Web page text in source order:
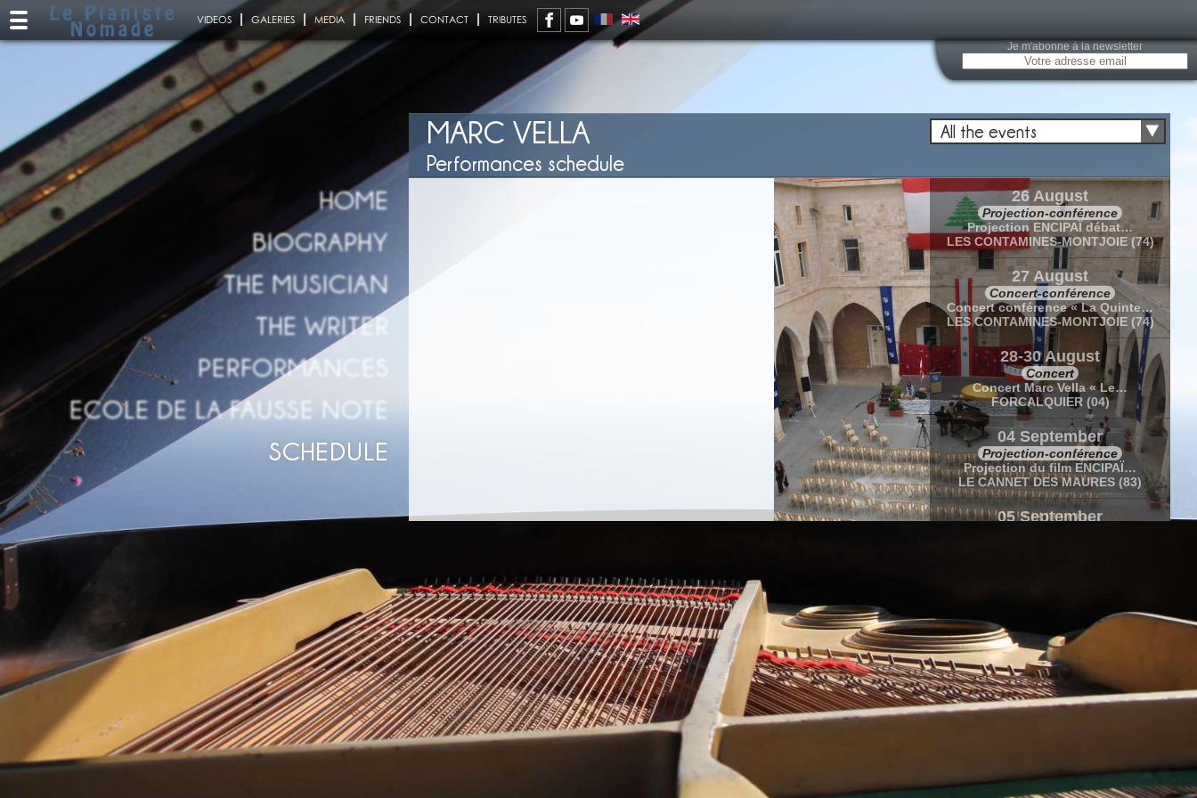
MARC VELLA
Performances schedule
All the events
26 August
Projection-conférence
Projection ENCIPAÏ débat…
LES CONTAMINES-MONTJOIE (74)
27 August
Concert-conférence
Concert conférence « La Quinte…
LES CONTAMINES-MONTJOIE (74)
28-30 August
Concert
Concert Marc Vella « Le…
FORCALQUIER (04)
04 September
Projection-conférence
Projection du film ENCIPAÏ…
LE CANNET DES MAURES (83)
05 September
Rendre belles les fausses notes de…
LE CANNET DES MAURES (83)
12 September
Concert lectures et photographies
Le goût de vivre « Théâtre et…
Caravane Amoureuse
Caravane amoureuse en Polynésie…
VIDEOS GALERIES MEDIA FRIENDS CONTACT TRIBUTES
HOME
BIOGRAPHY
THE MUSICIAN
THE WRITER
PERFORMANCES
ECOLE DE LA FAUSSE NOTE
SCHEDULE
Je m'abonne à la newsletter